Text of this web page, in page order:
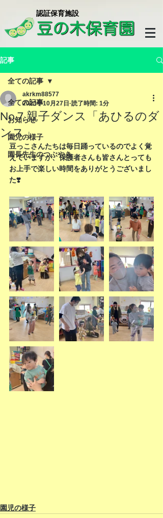
​認証保育施設
記事
全ての記事
お知らせ
園児の様子
園長先生のつぶやき
全ての記事
No.7 親子ダンス「あひるのダ
ンス」
akrkm88577
2023年10月27日 読了時間: 1分
豆っこさんたちは毎日踊っているのでよく覚
えていますが、保護者さんも皆さんとっても
お上手で楽しい時間をありがとうございまし
た❣️
園児の様子